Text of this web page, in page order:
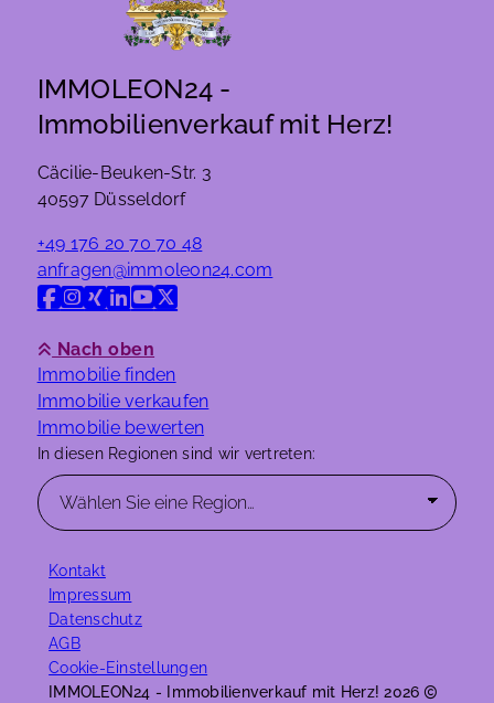
IMMOLEON24 -
Immobilienverkauf mit Herz!
Cäcilie-Beuken-Str. 3
40597 Düsseldorf
+49 176 20 70 70 48
anfragen@immoleon24.com
In diesen Regionen sind wir vertreten:
Nach oben
Immobilie finden
Immobilie verkaufen
Immobilie bewerten
Kontakt
Impressum
Datenschutz
AGB
Cookie-Einstellungen
IMMOLEON24 - Immobilienverkauf mit Herz! 2026